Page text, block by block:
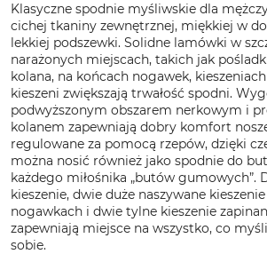
Klasyczne spodnie myśliwskie dla
cichej tkaniny zewnętrznej, miękkiej w
lekkiej podszewki. Solidne lamówki w
narażonych miejscach, takich jak
kolana, na końcach nogawek,
kieszeni zwiększają trwałość spodni.
podwyższonym obszarem nerkowym i
kolanem zapewniają dobry komfort
regulowane za pomocą rzepów, dzięki
można nosić również jako spodnie do
każdego miłośnika „butów gumowych”.
kieszenie, dwie duże naszywane
nogawkach i dwie tylne kieszenie
zapewniają miejsce na wszystko, co
sobie.